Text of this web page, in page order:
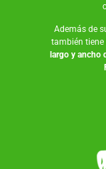
Además de
también tiene
largo y ancho